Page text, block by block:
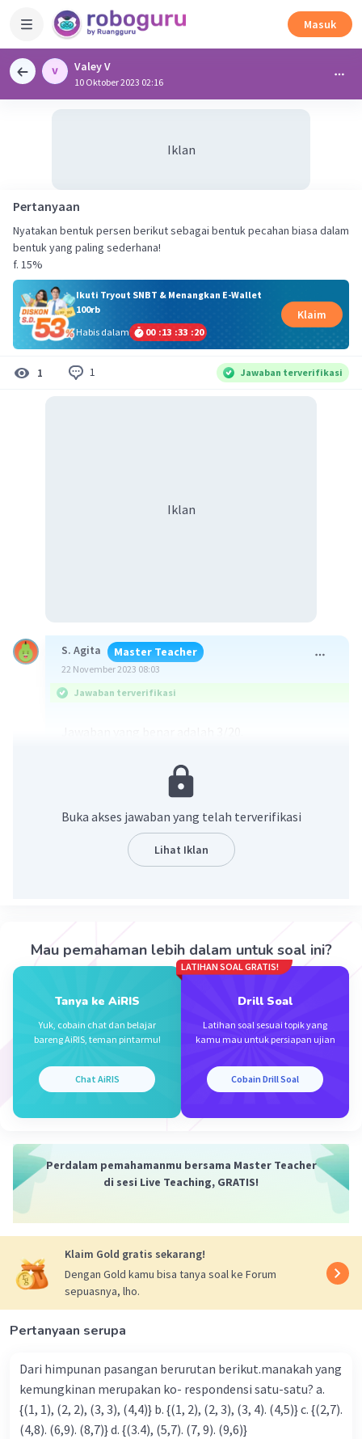
Masuk
Valey V
10 Oktober 2023 02:16
Iklan
Pertanyaan
Nyatakan bentuk persen berikut sebagai bentuk pecahan biasa dalam
bentuk yang paling sederhana!
f. 15%
Ikuti Tryout SNBT & Menangkan E-Wallet
100rb
Habis dalam
00 :13 :33 :20
Klaim
1 1 Jawaban terverifikasi
Iklan
S. Agita Master Teacher
22 November 2023 08:03
Jawaban terverifikasi
15% = 15/100
15% = 15÷5/100÷5
Buka akses jawaban yang telah terverifikasi
Lihat Iklan
Mau pemahaman lebih dalam untuk soal ini?
Tanya ke AiRIS
Yuk, cobain chat dan belajar
bareng AiRIS, teman pintarmu!
Chat AiRIS
LATIHAN SOAL GRATIS!
Drill Soal
Latihan soal sesuai topik yang
kamu mau untuk persiapan ujian
Cobain Drill Soal
Perdalam pemahamanmu bersama Master Teacher
di sesi Live Teaching, GRATIS!
Klaim Gold gratis sekarang!
Dengan Gold kamu bisa tanya soal ke Forum
sepuasnya, lho.
Pertanyaan serupa
Dari himpunan pasangan berurutan berikut.manakah yang
kemungkinan merupakan ko- respondensi satu-satu? a.
{(1, 1), (2, 2), (3, 3), (4,4)} b. {(1, 2), (2, 3), (3, 4). (4,5)} c. {(2,7).
(4,8). (6,9). (8,7)} d. {(3.4), (5,7). (7, 9). (9,6)}